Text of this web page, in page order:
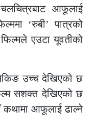
आफूलाई
‘रुबी’ पात्रको
एउटा यूवतीको
उच्च देखिएको छ
सशक्त देखिएको छ
कथामा आफूलाई ढाल्ने